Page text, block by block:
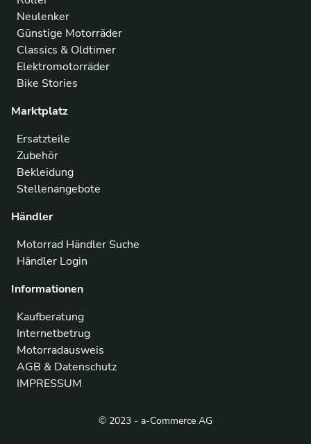
Neulenker
Günstige Motorräder
Classics & Oldtimer
Elektromotorräder
Bike Stories
Marktplatz
Ersatzteile
Zubehör
Bekleidung
Stellenangebote
Händler
Motorrad Händler Suche
Händler Login
Informationen
Kaufberatung
Internetbetrug
Motorradausweis
AGB & Datenschutz
IMPRESSUM
© 2023 - a-Commerce AG